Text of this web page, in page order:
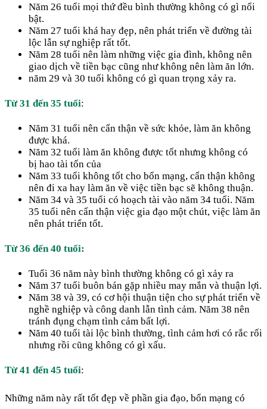
Năm 26 tuổi mọi thứ đều bình thường không có gì nổi
bật.
Năm 27 tuổi khá hay đẹp, nên phát triển về đường tài
lộc lẫn sự nghiệp rất tốt.
Năm 28 tuổi nên làm những việc gia đình, không nên
giao dịch về tiền bạc cũng như không nên làm ăn lớn.
năm 29 và 30 tuổi không có gì quan trọng xảy ra.
Từ 31 đến 35 tuổi:
Năm 31 tuổi nên cẩn thận về sức khỏe, làm ăn không
được khá.
Năm 32 tuổi làm ăn không được tốt nhưng không có
bị hao tài tốn của
Năm 33 tuổi không tốt cho bổn mạng, cẩn thận không
nên đi xa hay làm ăn về việc tiền bạc sẽ không thuận.
Năm 34 và 35 tuổi có hoạch tài vào năm 34 tuổi. Năm
35 tuổi nên cẩn thận việc gia đạo một chút, việc làm ăn
nên phát triển tốt.
Từ 36 đến 40 tuổi:
Tuổi 36 năm này bình thường không có gì xảy ra
Năm 37 tuổi buôn bán gặp nhiều may mắn và thuận lợi.
Năm 38 và 39, có cơ hội thuận tiện cho sự phát triển về
nghề nghiệp và công danh lẫn tình cảm. Năm 38 nên
tránh đụng chạm tình cảm bất lợi.
Năm 40 tuổi tài lộc bình thường, tình cảm hơi có rắc rối
nhưng rồi cũng không có gì xấu.
Từ 41 đến 45 tuổi:
Những năm này rất tốt đẹp về phần gia đạo, bổn mạng có